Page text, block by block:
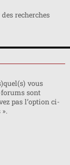
recherches
vous
forums sont
pas l’option ci-